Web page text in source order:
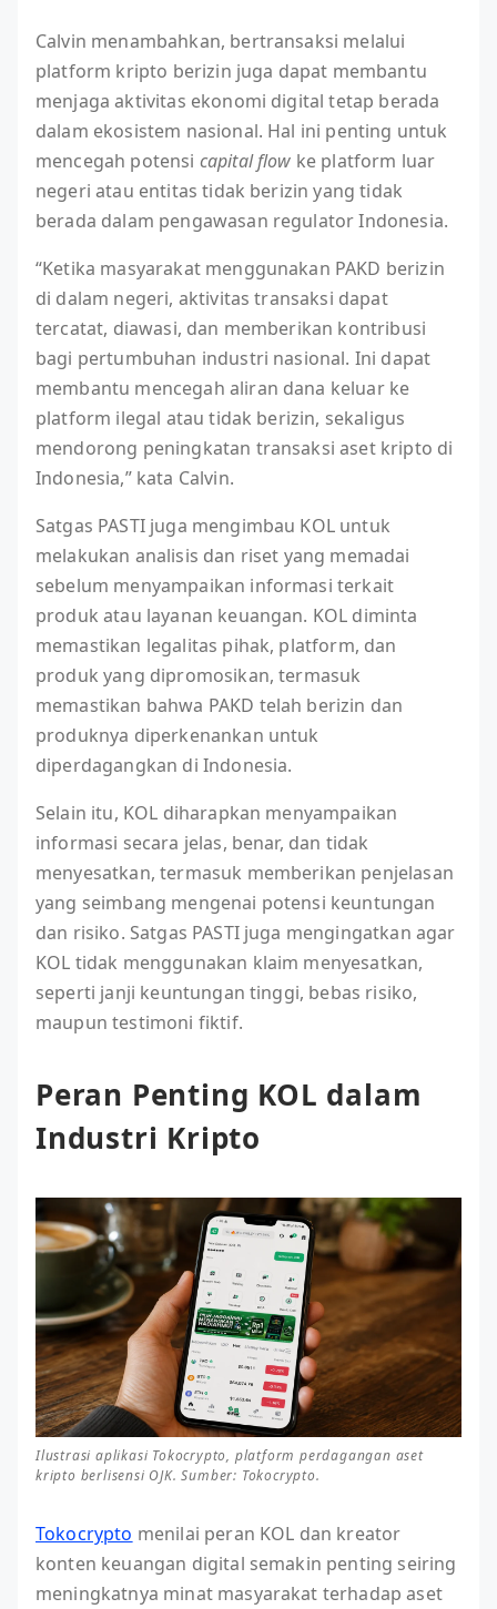
Calvin menambahkan, bertransaksi melalui
platform kripto berizin juga dapat membantu
menjaga aktivitas ekonomi digital tetap berada
dalam ekosistem nasional. Hal ini penting untuk
mencegah potensi capital flow ke platform luar
negeri atau entitas tidak berizin yang tidak
berada dalam pengawasan regulator Indonesia.
“Ketika masyarakat menggunakan PAKD berizin
di dalam negeri, aktivitas transaksi dapat
tercatat, diawasi, dan memberikan kontribusi
bagi pertumbuhan industri nasional. Ini dapat
membantu mencegah aliran dana keluar ke
platform ilegal atau tidak berizin, sekaligus
mendorong peningkatan transaksi aset kripto di
Indonesia,” kata Calvin.
Satgas PASTI juga mengimbau KOL untuk
melakukan analisis dan riset yang memadai
sebelum menyampaikan informasi terkait
produk atau layanan keuangan. KOL diminta
memastikan legalitas pihak, platform, dan
produk yang dipromosikan, termasuk
memastikan bahwa PAKD telah berizin dan
produknya diperkenankan untuk
diperdagangkan di Indonesia.
Selain itu, KOL diharapkan menyampaikan
informasi secara jelas, benar, dan tidak
menyesatkan, termasuk memberikan penjelasan
yang seimbang mengenai potensi keuntungan
dan risiko. Satgas PASTI juga mengingatkan agar
KOL tidak menggunakan klaim menyesatkan,
seperti janji keuntungan tinggi, bebas risiko,
maupun testimoni fiktif.
Peran Penting KOL dalam
Industri Kripto
Ilustrasi aplikasi Tokocrypto, platform perdagangan aset
kripto berlisensi OJK. Sumber: Tokocrypto.
Tokocrypto menilai peran KOL dan kreator
konten keuangan digital semakin penting seiring
meningkatnya minat masyarakat terhadap aset